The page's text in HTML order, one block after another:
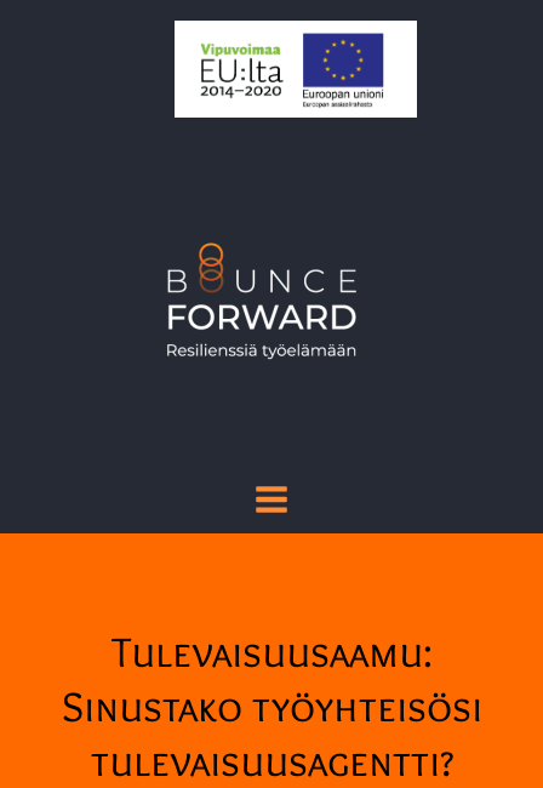
Tulevaisuusaamu:
Sinustako työyhteisösi
tulevaisuusagentti?